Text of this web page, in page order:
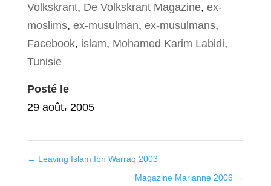
Volkskrant, De Volkskrant Magazine, ex-
moslims, ex-musulman, ex-musulmans,
Facebook, islam, Mohamed Karim Labidi,
Tunisie
Posté le
29 août، 2005
← Leaving Islam Ibn Warraq 2003
Magazine Marianne 2006 →